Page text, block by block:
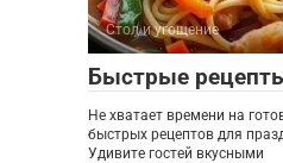
Стол и угощение
Быстрые
Не хватает времени на
быстрых рецептов для
Удивите гостей вкусными